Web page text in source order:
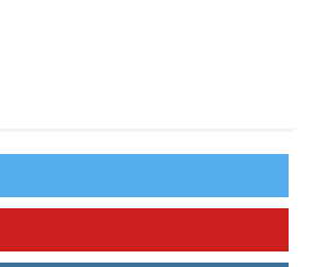
Argentina para despedir a